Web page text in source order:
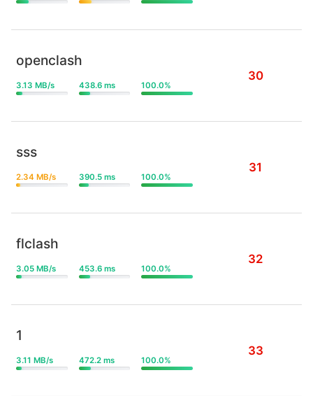
openclash
3.13 MB/s 438.6 ms 100.0%
30
sss
2.34 MB/s 390.5 ms 100.0%
31
flclash
3.05 MB/s 453.6 ms 100.0%
32
1
3.11 MB/s 472.2 ms 100.0%
33